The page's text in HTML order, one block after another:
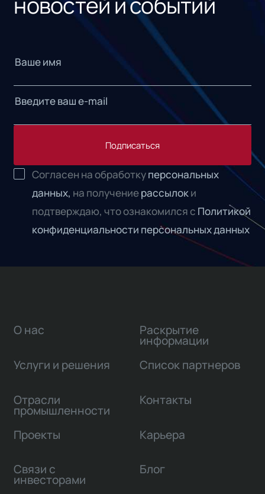
Подписаться
Согласен на обработкуперсональных
данных, на получениерассылоки
подтверждаю, что ознакомился с Политикой
конфиденциальности персональных данных
О нас
Услуги и решения
Отрасли
промышленности
Проекты
Связи с
инвесторами
Раскрытие
информации
Список партнеров
Контакты
Карьера
Блог